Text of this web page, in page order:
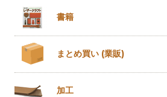
書籍
まとめ買い (業販)
加工